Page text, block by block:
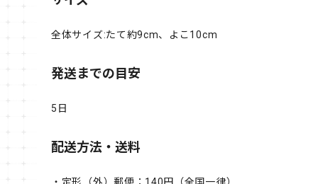
全体サイズ:たて約9cm、よこ10cm
発送までの目安
5日
配送方法・送料